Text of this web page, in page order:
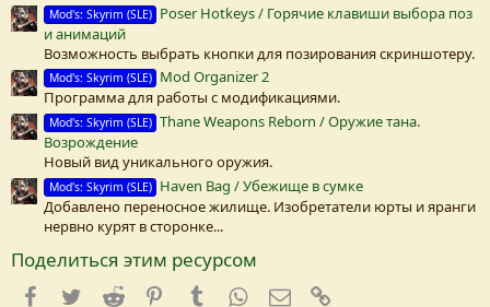
Mod's: Skyrim (SLE) Poser Hotkeys / Горячие клавиши выбора поз
и анимаций
Возможность выбрать кнопки для позирования скриншотеру.
Mod's: Skyrim (SLE) Mod Organizer 2
Программа для работы с модификациями.
Mod's: Skyrim (SLE) Thane Weapons Reborn / Оружие тана.
Возрождение
Новый вид уникального оружия.
Mod's: Skyrim (SLE) Haven Bag / Убежище в сумке
Добавлено переносное жилище. Изобретатели юрты и яранги
нервно курят в сторонке...
Поделиться этим ресурсом
Facebook
TwitterReddit PinterestTumblrWhatsApp
E-mail